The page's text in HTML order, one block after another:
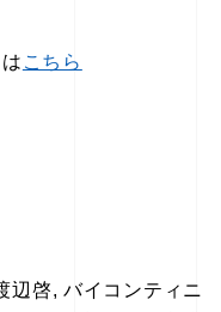
こちら
啓, バイコンティニ